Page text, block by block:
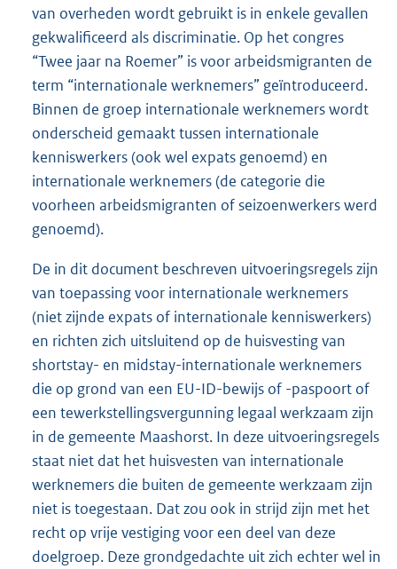
van overheden wordt gebruikt is in enkele gevallen
gekwalificeerd als discriminatie. Op het congres
“Twee jaar na Roemer” is voor arbeidsmigranten de
term “internationale werknemers” geïntroduceerd.
Binnen de groep internationale werknemers wordt
onderscheid gemaakt tussen internationale
kenniswerkers (ook wel expats genoemd) en
internationale werknemers (de categorie die
voorheen arbeidsmigranten of seizoenwerkers werd
genoemd).
De in dit document beschreven uitvoeringsregels zijn
van toepassing voor internationale werknemers
(niet zijnde expats of internationale kenniswerkers)
en richten zich uitsluitend op de huisvesting van
shortstay- en midstay-internationale werknemers
die op grond van een EU-ID-bewijs of -paspoort of
een tewerkstellingsvergunning legaal werkzaam zijn
in de gemeente Maashorst. In deze uitvoeringsregels
staat niet dat het huisvesten van internationale
werknemers die buiten de gemeente werkzaam zijn
niet is toegestaan. Dat zou ook in strijd zijn met het
recht op vrije vestiging voor een deel van deze
doelgroep. Deze grondgedachte uit zich echter wel in